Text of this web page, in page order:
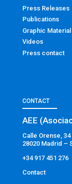
Press Releases
Publications
Graphic Material
Videos
Press contact
CONTACT
AEE
Calle Orense,
28020 Madrid –
+34 917 451 276
Contact